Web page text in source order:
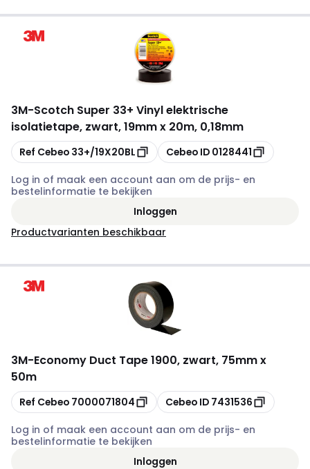
3M-Scotch Super 33+ Vinyl elektrische
isolatietape, zwart, 19mm x 20m, 0,18mm
Kopiëren
Ref Cebeo 33+/19X20BL Kopiëren
Cebeo ID 0128441
Log in of maak een account aan om de prijs- en
bestelinformatie te bekijken
Inloggen
Productvarianten beschikbaar
3M-Economy Duct Tape 1900, zwart, 75mm x
50m
Kopiëren
Ref Cebeo 7000071804 Kopiëren
Cebeo ID 7431536
Log in of maak een account aan om de prijs- en
bestelinformatie te bekijken
Inloggen